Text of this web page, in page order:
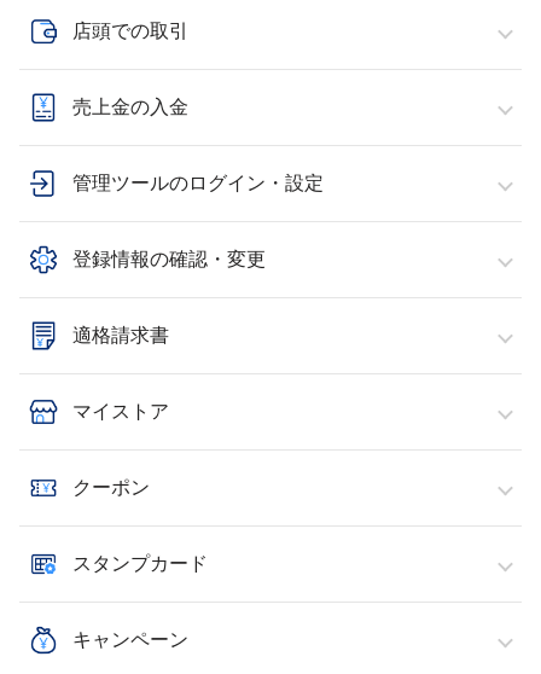
店頭での取引
売上金の入金
管理ツールのログイン・設定
登録情報の確認・変更
適格請求書
マイストア
クーポン
スタンプカード
キャンペーン